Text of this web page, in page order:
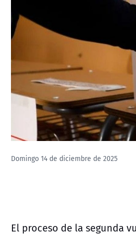
Domingo 14 de diciembre de 2025
El proceso de la segunda